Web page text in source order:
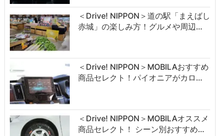
＜Drive! NIPPON＞道の駅「まえばし
赤城」の楽しみ方！グルメや周辺…
＜Drive! NIPPON＞MOBILAおすすめ
商品セレクト！パイオニアがカロ…
＜Drive! NIPPON＞MOBILAオススメ
商品セレクト！ シーン別おすすめ…